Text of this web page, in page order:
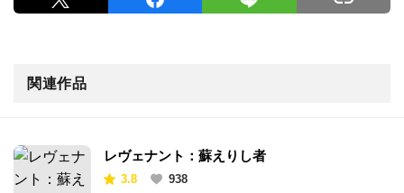
関連作品
レヴェナント：蘇えりし者
3.8
938